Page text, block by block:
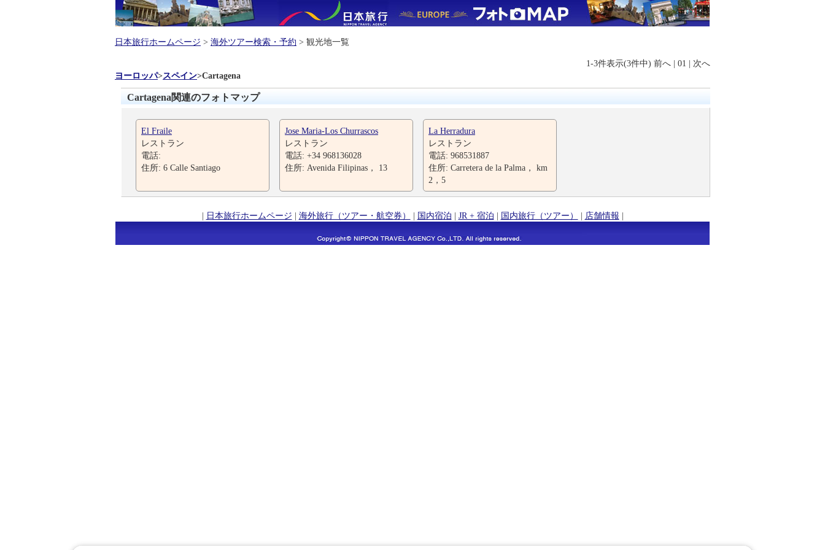
日本旅行ホームページ > 海外ツアー検索・予約 > 観光地一覧
1-3件表示(3件中) 前へ | 01 | 次へ
ヨーロッパ>スペイン>Cartagena
Cartagena関連のフォトマップ
El Fraile
レストラン
電話:
住所: 6 Calle Santiago
Jose Maria-Los Churrascos
レストラン
電話: +34 968136028
住所: Avenida Filipinas， 13
La Herradura
レストラン
電話: 968531887
住所: Carretera de la Palma， km
2，5
| 日本旅行ホームページ | 海外旅行（ツアー・航空券） | 国内宿泊 | JR + 宿泊 | 国内旅行（ツアー） | 店舗情報 |